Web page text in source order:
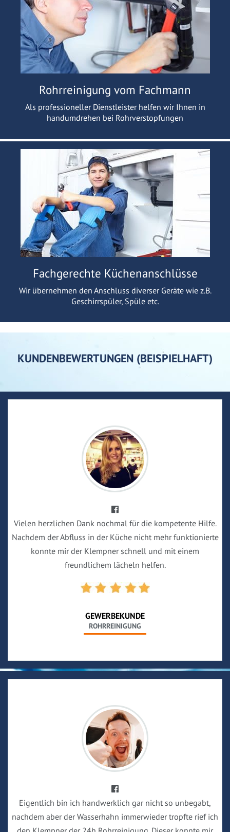
Rohrreinigung vom Fachmann
Als professioneller Dienstleister helfen wir Ihnen in
handumdrehen bei Rohrverstopfungen
Fachgerechte Küchenanschlüsse
Wir übernehmen den Anschluss diverser Geräte wie z.B.
Geschirrspüler, Spüle etc.
KUNDENBEWERTUNGEN (BEISPIELHAFT)
Vielen herzlichen Dank nochmal für die kompetente Hilfe.
Nachdem der Abfluss in der Küche nicht mehr funktionierte
konnte mir der Klempner schnell und mit einem
freundlichem lächeln helfen.
GEWERBEKUNDE
ROHRREINIGUNG
Eigentlich bin ich handwerklich gar nicht so unbegabt,
nachdem aber der Wasserhahn immerwieder tropfte rief ich